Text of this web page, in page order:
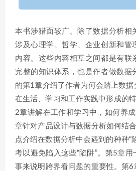
本书涉猎面较广。除了数据分析相
涉及心理学、哲学、企业创新和管
内容。这些内容相互之间都是有联
完整的知识体系，也是作者做数据
的第1章介绍了作者为何会踏上数
在生活、学习和工作实践中形成的
2章讲解在工作和学习中，如何养
章针对产品设计与数据分析如何结
点介绍在数据分析中会遇到的种种“
考以避免陷入这些“陷阱”。第5章
事来说明跨界看问题的重要性。第6